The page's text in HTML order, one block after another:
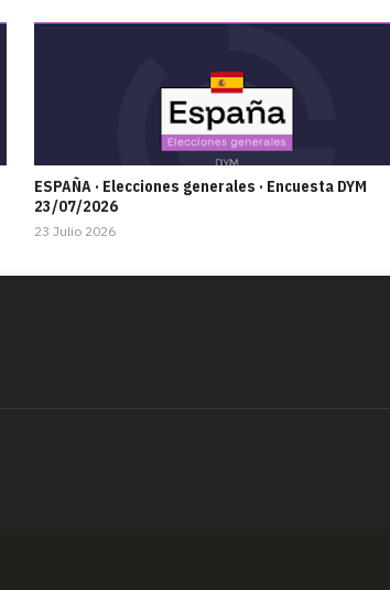
ESPAÑA · Elecciones generales · Encuesta DYM
23/07/2026
23 Julio 2026